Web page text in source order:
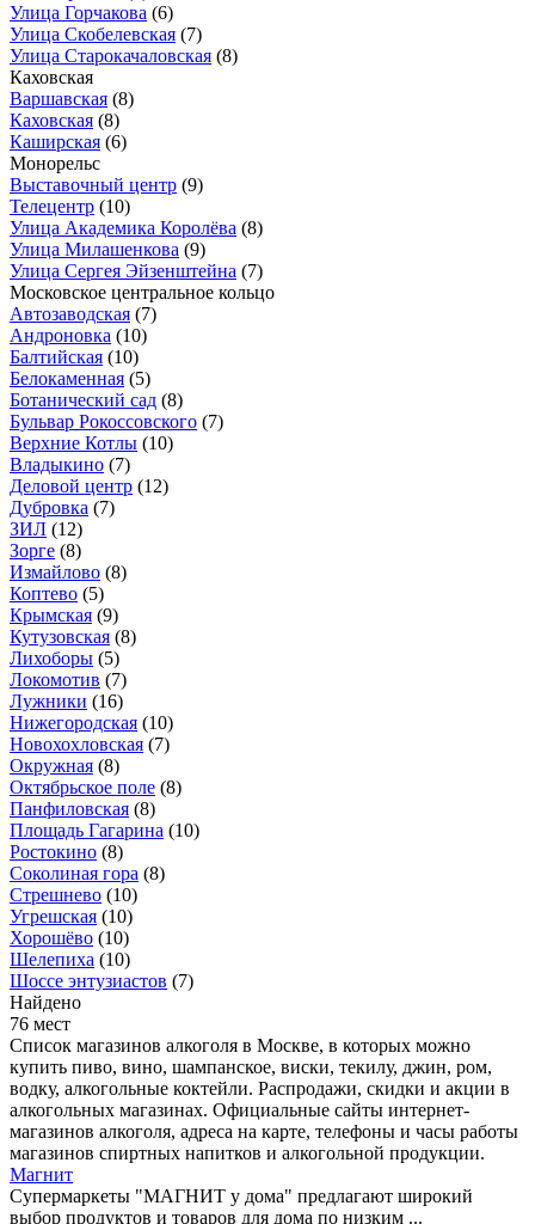
Улица Горчакова (6)
Улица Скобелевская (7)
Улица Старокачаловская (8)
Каховская
Варшавская (8)
Каховская (8)
Каширская (6)
Монорельс
Выставочный центр (9)
Телецентр (10)
Улица Академика Королёва (8)
Улица Милашенкова (9)
Улица Сергея Эйзенштейна (7)
Московское центральное кольцо
Автозаводская (7)
Андроновка (10)
Балтийская (10)
Белокаменная (5)
Ботанический сад (8)
Бульвар Рокоссовского (7)
Верхние Котлы (10)
Владыкино (7)
Деловой центр (12)
Дубровка (7)
ЗИЛ (12)
Зорге (8)
Измайлово (8)
Коптево (5)
Крымская (9)
Кутузовская (8)
Лихоборы (5)
Локомотив (7)
Лужники (16)
Нижегородская (10)
Новохохловская (7)
Окружная (8)
Октябрьское поле (8)
Панфиловская (8)
Площадь Гагарина (10)
Ростокино (8)
Соколиная гора (8)
Стрешнево (10)
Угрешская (10)
Хорошёво (10)
Шелепиха (10)
Шоссе энтузиастов (7)
Найдено
76 мест
Список магазинов алкоголя в Москве, в которых можно
купить пиво, вино, шампанское, виски, текилу, джин, ром,
водку, алкогольные коктейли. Распродажи, скидки и акции в
алкогольных магазинах. Официальные сайты интернет-
магазинов алкоголя, адреса на карте, телефоны и часы работы
магазинов спиртных напитков и алкогольной продукции.
Магнит
Супермаркеты "МАГНИТ у дома" предлагают широкий
выбор продуктов и товаров для дома по низким ...